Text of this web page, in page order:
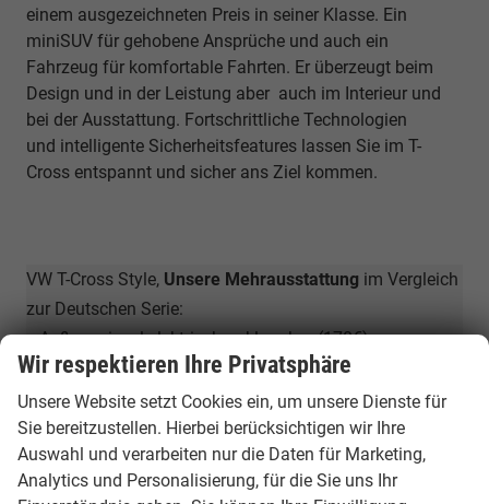
einem ausgezeichneten Preis in seiner Klasse. Ein
miniSUV für gehobene Ansprüche und auch ein
Fahrzeug für komfortable Fahrten. Er überzeugt beim
Design und in der Leistung aber auch im Interieur und
bei der Ausstattung. Fortschrittliche Technologien
und intelligente Sicherheitsfeatures lassen Sie im T-
Cross entspannt und sicher ans Ziel kommen.
VW T-Cross Style, Unsere Mehrausstattung im Vergleich
zur Deutschen Serie:
» Außenspiegel elektrisch anklappbar (170€)
» Adaptiver Tempomat (255€)
» APP-Connect (225€)
» Mediasystem "Composition Media" 8 ",6 Lautsprecher
(440€)
» Vordersitze, Lordosenstütze (120€)
Wir respektieren Ihre Privatsphäre
Unsere Website setzt Cookies ein, um unsere Dienste für
Sie bereitzustellen. Hierbei berücksichtigen wir Ihre
Auswahl und verarbeiten nur die Daten für Marketing,
Analytics und Personalisierung, für die Sie uns Ihr